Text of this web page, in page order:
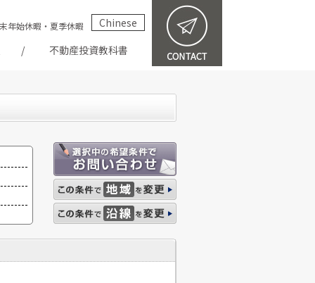
年始休暇・夏季休暇
Chinese
不動産投資教科書